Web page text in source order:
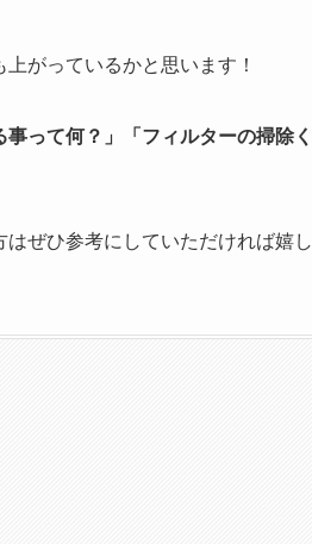
がっているかと思います！
事って何？」「フィルターの掃除
ぜひ参考にしていただければ嬉し